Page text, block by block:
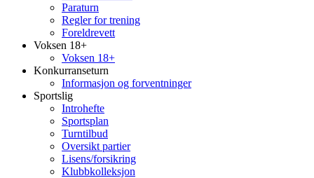
Paraturn
Regler for trening
Foreldrevett
Voksen 18+
Voksen 18+
Konkurranseturn
Informasjon og forventninger
Sportslig
Introhefte
Sportsplan
Turntilbud
Oversikt partier
Lisens/forsikring
Klubbkolleksjon